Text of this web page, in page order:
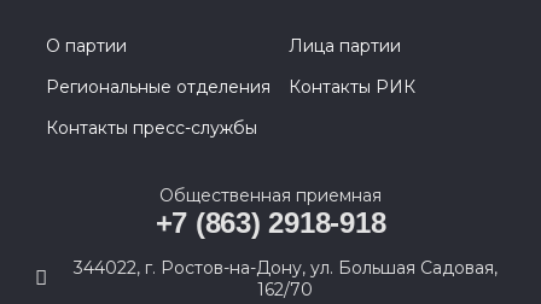
О партии
Лица партии
Региональные отделения
Контакты РИК
Контакты пресс-службы
Общественная приемная
+7 (863) 2918-918
344022, г. Ростов-на-Дону, ул. Большая Садовая,
162/70